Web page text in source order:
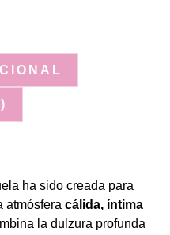
ha sido creada para
atmósfera cálida, íntima
la dulzura profunda